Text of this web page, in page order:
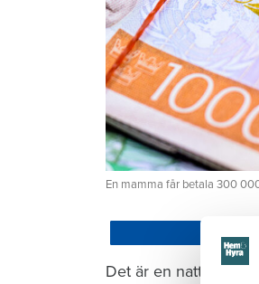
En mamma får betala 300
Det är en natt